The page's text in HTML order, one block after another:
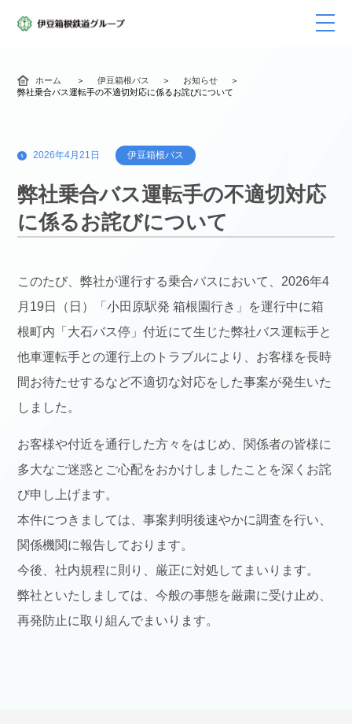
ホーム 伊豆箱根バス
お知らせ
弊社乗合バス運転手の不適切対応に係るお詫びについて
2026年4月21日 伊豆箱根バス
弊社乗合バス運転手の不適切対応
に係るお詫びについて
このたび、弊社が運行する乗合バスにおいて、2026年4
月19日（日）「小田原駅発 箱根園行き」を運行中に箱
根町内「大石バス停」付近にて生じた弊社バス運転手と
他車運転手との運行上のトラブルにより、お客様を長時
間お待たせするなど不適切な対応をした事案が発生いた
しました。
お客様や付近を通行した方々をはじめ、関係者の皆様に
多大なご迷惑とご心配をおかけしましたことを深くお詫
び申し上げます。
本件につきましては、事案判明後速やかに調査を行い、
関係機関に報告しております。
今後、社内規程に則り、厳正に対処してまいります。
弊社といたしましては、今般の事態を厳粛に受け止め、
再発防止に取り組んでまいります。